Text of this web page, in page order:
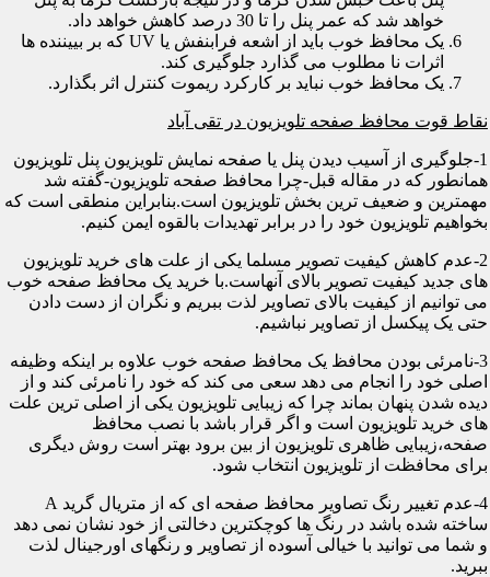
خواهد شد که عمر پنل را تا 30 درصد کاهش خواهد داد.
یک محافظ خوب باید از اشعه فرابنفش یا UV که بر بییننده ها
اثرات نا مطلوب می گذارد جلوگیری کند.
یک محافظ خوب نباید بر کارکرد ریموت کنترل اثر بگذارد.
نقاط قوت محافظ صفحه تلویزیون در تقی آباد
1-جلوگیری از آسیب دیدن پنل یا صفحه نمایش تلویزیون پنل تلویزیون
همانطور که در مقاله قبل-چرا محافظ صفحه تلویزیون-گفته شد
مهمترین و ضعیف ترین بخش تلویزیون است.بنابراین منطقی است که
بخواهیم تلویزیون خود را در برابر تهدیدات بالقوه ایمن کنیم.
2-عدم کاهش کیفیت تصویر مسلما یکی از علت های خرید تلویزیون
های جدید کیفیت تصویر بالای آنهاست.با خرید یک محافظ صفحه خوب
می توانیم از کیفیت بالای تصاویر لذت ببریم و نگران از دست دادن
حتی یک پیکسل از تصاویر نباشیم.
3-نامرئی بودن محافظ یک محافظ صفحه خوب علاوه بر اینکه وظیفه
اصلی خود را انجام می دهد سعی می کند که خود را نامرئی کند و از
دیده شدن پنهان بماند چرا که زیبایی تلویزیون یکی از اصلی ترین علت
های خرید تلویزیون است و اگر قرار باشد با نصب محافظ
صفحه،زیبایی ظاهری تلویزیون از بین برود بهتر است روش دیگری
برای محافظت از تلویزیون انتخاب شود.
4-عدم تغییر رنگ تصاویر محافظ صفحه ای که از متریال گرید A
ساخته شده باشد در رنگ ها کوچکترین دخالتی از خود نشان نمی دهد
و شما می توانید با خیالی آسوده از تصاویر و رنگهای اورجینال لذت
ببرید.